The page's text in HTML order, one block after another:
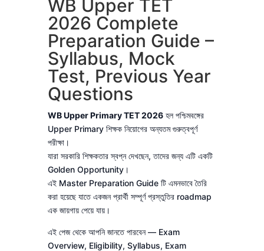
WB Upper TET
2026 Complete
Preparation Guide –
Syllabus, Mock
Test, Previous Year
Questions
WB Upper Primary TET 2026হল পশ্চিমবঙ্গের
Upper Primary শিক্ষক নিয়োগের অন্যতম গুরুত্বপূর্ণ
পরীক্ষা।
যারা সরকারি শিক্ষকতার স্বপ্ন দেখছেন, তাদের জন্য এটি একটি
Golden Opportunity।
এই Master Preparation Guide টি এমনভাবে তৈরি
করা হয়েছে যাতে একজন প্রার্থী সম্পূর্ণ প্রস্তুতির roadmap
এক জায়গায় পেয়ে যায়।
এই পেজ থেকে আপনি জানতে পারবেন — Exam
Overview, Eligibility, Syllabus, Exam